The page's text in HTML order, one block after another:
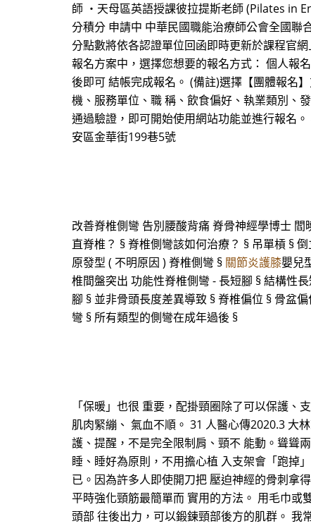
師 ・天母區英語授課彼拉提斯老師 (Pilates in
分積分 申請中 中華民國職能治療師公會全國
分點數將依各認證單位回函即時更新於課程官
報名方案中，選擇您想要的報名方式： 個人報
後即可 結帳完成報名。 (備註)選擇【團體報名
機、服務單位、職 稱、飲食偏好、執業類別、
通過驗證，即可開始使用網站功能並進行報名
安區金華街199巷5號
改善脊椎側彎 告別腰酸背痛 脊骨神經學博士
直脊椎？ § 脊椎側彎該如何治療？ § 吊單槓 §
原發型 ( 不明原因 ) 脊椎側彎 § 關節炎護膝嬰兒
椎間盤突出 功能性脊椎側彎 - 長短腳 § 結構性
腳 § 並非骨頭長度差異導致 § 脊椎偏位 § 骨盆
彎 § 所有類型的側彎在成年過後 §
「保暖」也很 重要，配掛頸圈除了可以保護
肌肉緊繃、 氣血不順。 31 人醫心傳2020.3 大
護、提醒，不是完全限制肩、頸不 能動。聳聳
睡、睡好為原則，不用擔心植 入支架會「跑掉
已。因為許多人即使開刀把 壓迫神經的骨刺拿
平時強化頸筋最簡單而 實用的方法。 用毛巾或
頭部 往後出力，可以鍛鍊頸部後方的肌群。 我